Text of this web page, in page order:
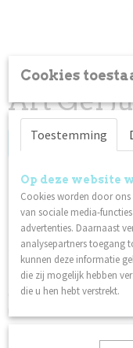
Art Gel
Log in om de prijs te
Op voorraad
Specificaties
Productcode
1950
Netto gewicht
Omschrijving
Creëer gedetailleerde
Cookies
Toestemming
Op deze website
Cookies worden door
van sociale media-
advertenties. Daarnaast
analysepartners toegang
kunnen deze informatie
die zij mogelijk hebben
die u hen hebt verstrekt.